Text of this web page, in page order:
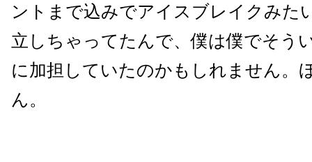
ントまで込みでアイスブレイクみた
立しちゃってたんで、僕は僕でそう
に加担していたのかもしれません。
ん。